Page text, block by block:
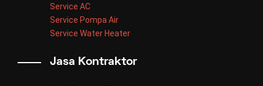
Service AC
Service Pompa Air
Service Water Heater
Jasa Kontraktor